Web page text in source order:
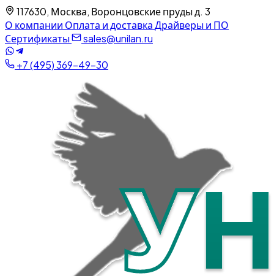
117630, Москва, Воронцовские пруды д. 3
О компании Оплата и доставкаДрайверы и ПО
Сертификаты
sales@unilan.ru
+7 (495) 369-49-30